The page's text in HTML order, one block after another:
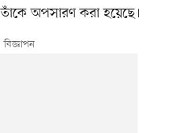
অপসারণ করা হয়েছে।